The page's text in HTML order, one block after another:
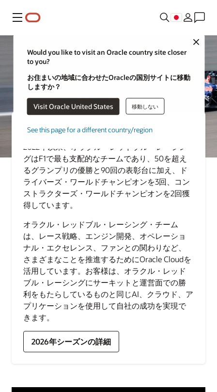
メニュー
Close
Would you like to visit an Oracle country site closer
to you?
お住まいの地域に合わせたOracleの国別サイトに移動
しますか？
Visit Oracle United States 移動しない
See this page for a different country/region
Oracle Red Bull Racing
2022年以来、オラクル・レッドブル・レーシン
グはF1で最も支配的なチームであり、50を超え
るグランプリの優勝と90回の表彰台に加え、ド
ライバーズ・ワールドチャンピオンを3回、コン
ストラクターズ・ワールドチャンピオンを2回獲
得しています。
オラクル・レッドブル・レーシング・チーム
は、レース戦略、エンジン開発、オペレーショ
ナル・エクセレンス、ファンとの関わりなど、
さまざまなことを推進するためにOracle Cloudを
活用しています。お客様は、オラクル・レッド
ブル・レーシングにサーキットと運営面での勝
利をもたらしているものと同じAI、クラウド、ア
プリケーションを使用して自社の成功を実現で
きます。
2026年シーズンの詳細